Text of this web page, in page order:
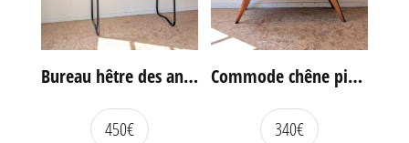
Bureau hêtre des années 60
450€
Commode chêne pieds compas vintage
340€